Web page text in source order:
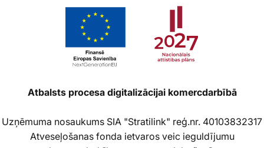
Atbalsts procesa digitalizācijai komercdarbībā
Uzņēmuma nosaukums SIA "Stratilink" reģ.nr. 40103832317
Atveseļošanas fonda ietvaros veic ieguldījumu